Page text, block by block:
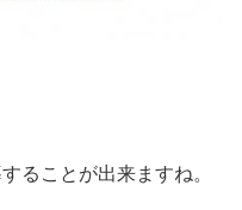
ることが出来ますね。